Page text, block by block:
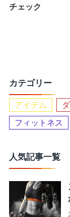
チェック
カテゴリー
アイテム
フィットネス
人気記事一覧